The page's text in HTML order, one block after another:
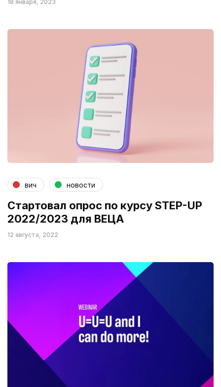
18 января, 2023
вич новости
Стартовал опрос по курсу STEP-UP
2022/2023 для ВЕЦА
12 августа, 2022